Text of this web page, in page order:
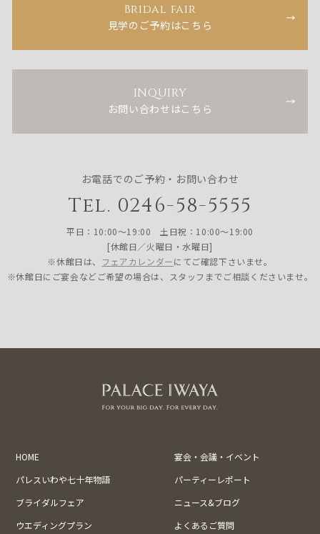
Bridal fair
見学のご予約はこちら
INQUIRY
お問い合わせはこちら
お電話でのご予約・お問い合わせ
Tel. 0246-58-5555
平日：10:00〜19:00 土日祝：10:00〜19:00
[休館日／火曜日・水曜日]
※休館日は、 フェアカレンダーにてご確認下さいませ。
※休館日にご宴会などご希望の場合は、スタッフまでご相談くださいませ。
HOME
宴会・会議・イベント
パレスいわや七十年物語
パーティーレポート
ブライダルフェア
ニュース&ブログ
ウエディングプラン
よくあるご質問